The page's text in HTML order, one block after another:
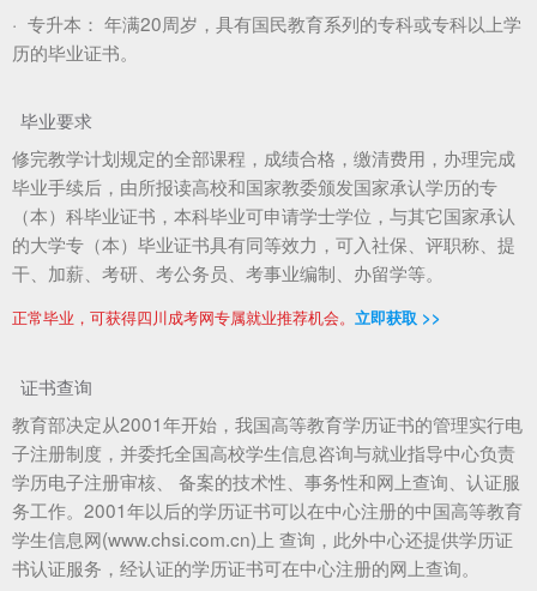
· 专升本： 年满20周岁，具有国民教育系列的专科或专科以上学
历的毕业证书。
毕业要求
修完教学计划规定的全部课程，成绩合格，缴清费用，办理完成
毕业手续后，由所报读高校和国家教委颁发国家承认学历的专
（本）科毕业证书，本科毕业可申请学士学位，与其它国家承认
的大学专（本）毕业证书具有同等效力，可入社保、评职称、提
干、加薪、考研、考公务员、考事业编制、办留学等。
正常毕业，可获得四川成考网专属就业推荐机会。 立即获取 >>
证书查询
教育部决定从2001年开始，我国高等教育学历证书的管理实行电
子注册制度，并委托全国高校学生信息咨询与就业指导中心负责
学历电子注册审核、 备案的技术性、事务性和网上查询、认证服
务工作。2001年以后的学历证书可以在中心注册的中国高等教育
学生信息网(www.chsi.com.cn)上 查询，此外中心还提供学历证
书认证服务，经认证的学历证书可在中心注册的网上查询。